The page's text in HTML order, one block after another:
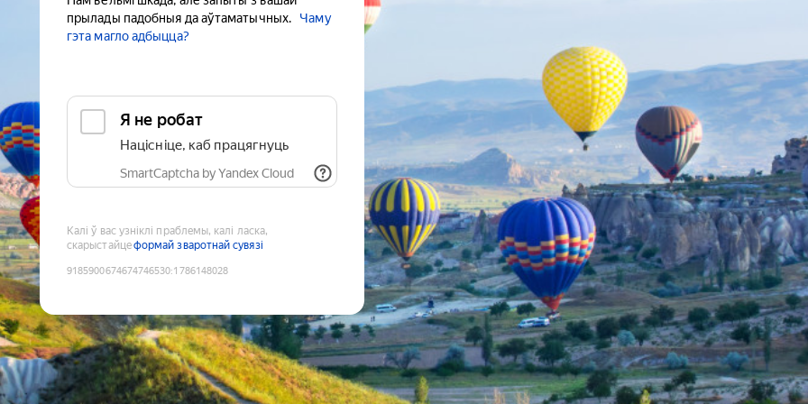
прылады падобныя да аўтаматычных.
Чаму
гэта магло адбыцца?
Я не робат
Націсніце, каб працягнуць
SmartCaptcha by Yandex Cloud
Калі ў вас узніклі праблемы, калі ласка,
скарыстайцеформай зваротнай сувязі
9185900674674746530:1786148028